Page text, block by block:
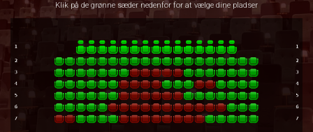
Klik på de grønne sæder nedenfor for at vælge dine pladser